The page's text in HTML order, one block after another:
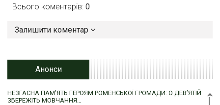
Всього коментарів: 0
Залишити коментар
Анонси
НЕЗГАСНА ПАМ’ЯТЬ ГЕРОЯМ РОМЕНСЬКОЇ ГРОМАДИ: О ДЕВ’ЯТІЙ
ЗБЕРЕЖІТЬ МОВЧАННЯ…